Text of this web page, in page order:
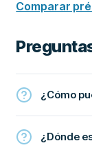
Comparar
¿Cómo
¿Dónde